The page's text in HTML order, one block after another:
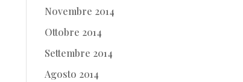
Novembre 2014
Ottobre 2014
Settembre 2014
Agosto 2014